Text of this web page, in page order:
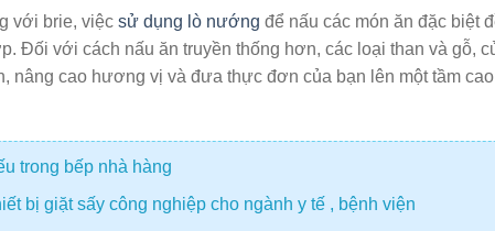
với brie, việc sử dụng lò nướng để nấu các món ăn đặc biệt
Đối với cách nấu ăn truyền thống hơn, các loại than và gỗ,
cao hương vị và đưa thực đơn của bạn lên một tầm cao
trong bếp nhà hàng
bị giặt sấy công nghiệp cho ngành y tế , bệnh viện